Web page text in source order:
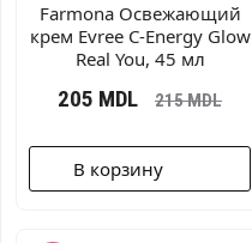
Farmonа Освежающий
крем Evree C-Energy Glow
Real You, 45 мл
205 MDL 215MDL
В корзину